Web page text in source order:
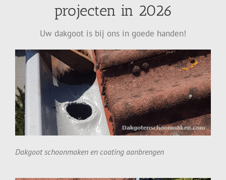
projecten in 2026
Uw dakgoot is bij ons in goede handen!
Dakgoot schoonmaken en coating aanbrengen